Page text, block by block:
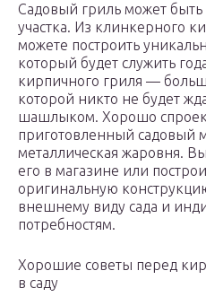
Садовый гриль может
участка. Из клинкерного
можете построить
который будет служить
кирпичного гриля —
которой никто не будет
шашлыком. Хорошо
приготовленный садовый
металлическая жаровня.
его в магазине или
оригинальную
внешнему виду сада и
потребностям.
Хорошие советы перед
в саду